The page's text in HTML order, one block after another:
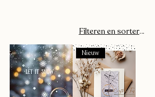
Filteren en sorteren
Nieuw